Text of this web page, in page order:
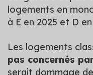
logements en
à E en 2025 et D
Les logements
pas concernés
serait dommage